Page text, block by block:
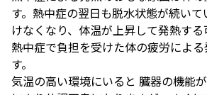
す。熱中症の翌日も脱水状態が続い
けなくなり、体温が上昇して発熱する
熱中症で負担を受けた体の疲労によ
す。
気温の高い環境にいると 臓器の機能